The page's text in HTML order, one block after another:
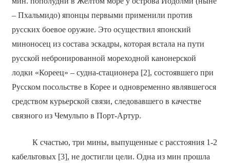
– Пхальмидо) японцы первыми применили против
русских боевое оружие. Это осуществил японский
миноносец из состава эскадры, которая встала на пути
русской небронированной мореходной канонерской
лодки «Кореец» – судна-стационера [2], состоявшего при
Русском посольстве в Корее и одновременно являвшегося
средством курьерской связи, следовавшего в качестве
связного из Чемульпо в Порт-Артур.
К счастью, три мины, выпущенные с расстояния 1-2
кабельтовых [3], не достигли цели. Одна из мин прошла